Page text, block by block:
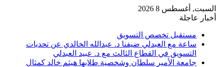
السبت, أغسطس 8 2026
أخبار عاجلة
مستقبل تخصص التسويق
ساعة مع العبدلي ضيفنا د. عبدالله الخالدي عن تحديات
التسويق في القطاع الثالث مع د. عبيد العبدلي
جامعة الأمير سلطان وشخصية طلابها هيثم خالد كمثال